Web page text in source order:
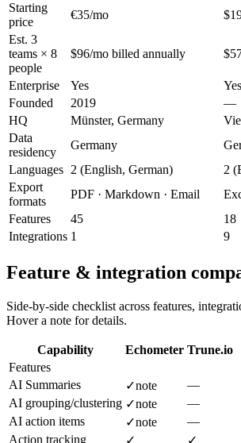
Starting
price
€35/mo
Est. 3
teams × 8
people
$96/mo billed annually
Enterprise Yes
Yes
Founded
2019
—
HQ
Münster, Germany
Data
residency
Germany
Languages 2 (English, German)
2
Export
formats
PDF · Markdown · Email
Features
45
18
Integrations 1 9
Feature & integration
Side-by-side checklist across features,
Hover a note for details.
Capability Echometer Trune.io
Features
AI Summaries
✓note
—
AI grouping/clustering ✓note
—
AI action items
✓note
—
Action tracking
✓ ✓